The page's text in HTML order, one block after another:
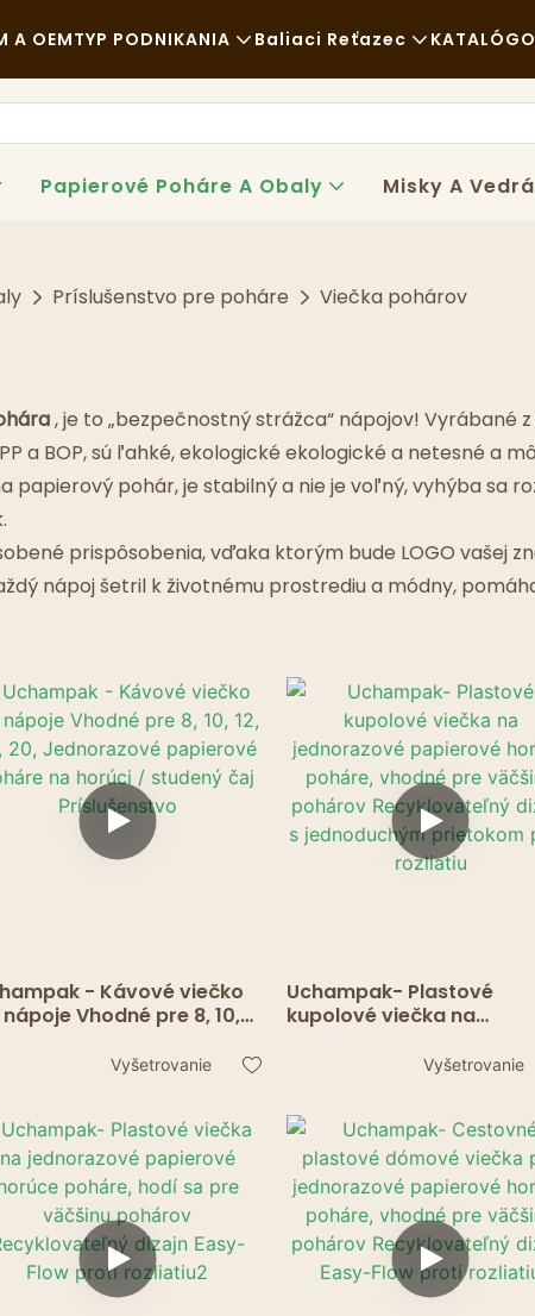
A OEMTYP PODNIKANIA
Rýchle Občerstvenie
Pekáreň
Mastná Lyžica
Reštaurácie Duchov
Baliaci Reťazec
Suroviny
KATALÓG
Papierové Poháre A Obaly Misky A Vedrá
Príslušenstvo pre poháre Viečka pohárov
, je to „bezpečnostný strážca“ nápojov!
a BOP, sú ľahké, ekologické ekologické a netesné a
papierový pohár, je stabilný a nie je voľný, vyhýba sa
prispôsobenia, vďaka ktorým bude LOGO vašej
nápoj šetril k životnému prostrediu a módny,
- Kávové viečko
Vhodné pre 8, 10,
poháre na horúci
Vyšetrovanie
Uchampak- Plastové
kupolové viečka na
horúce poháre, vhodné
Recyklovateľný dizajn s
jednoduchým prietokom
proti rozliatiu
Vyšetrovanie